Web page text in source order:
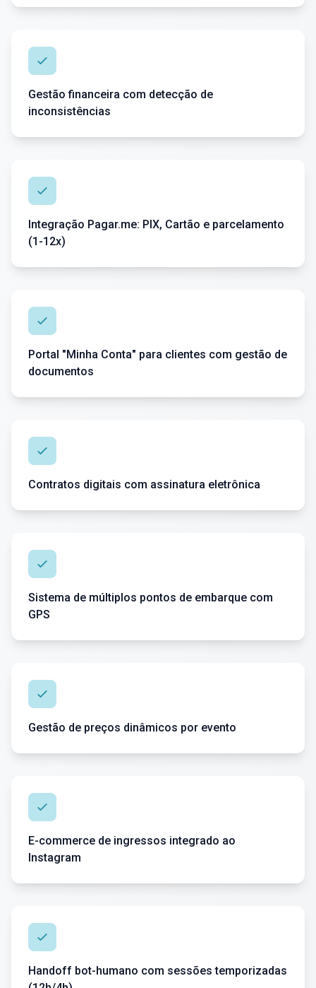
Gestão financeira com detecção de
inconsistências
Integração Pagar.me: PIX, Cartão e parcelamento
(1-12x)
Portal "Minha Conta" para clientes com gestão de
documentos
Contratos digitais com assinatura eletrônica
Sistema de múltiplos pontos de embarque com
GPS
Gestão de preços dinâmicos por evento
E-commerce de ingressos integrado ao
Instagram
Handoff bot-humano com sessões temporizadas